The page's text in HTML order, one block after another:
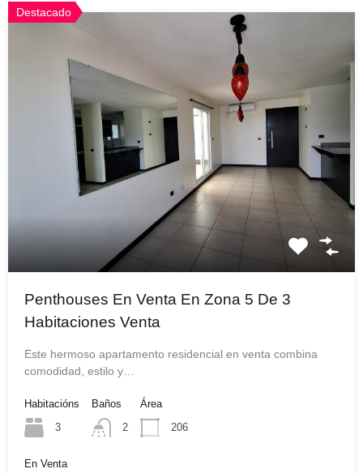
Destacado
Penthouses En Venta En Zona 5 De 3
Habitaciones Venta
Este hermoso apartamento residencial en venta combina
comodidad, estilo y…
Habitacións
3
Baños
2
Área
206
En Venta